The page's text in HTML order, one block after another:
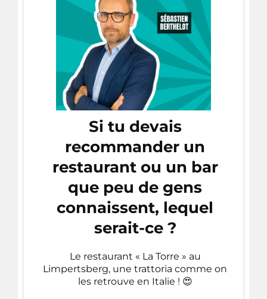
Si tu devais
recommander un
restaurant ou un bar
que peu de gens
connaissent, lequel
serait-ce ?
Le restaurant « La Torre » au
Limpertsberg, une trattoria comme on
les retrouve en Italie ! 😍